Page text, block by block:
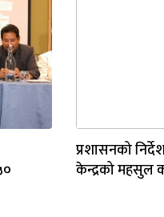
प्रशासनको
केन्द्रको महसुल